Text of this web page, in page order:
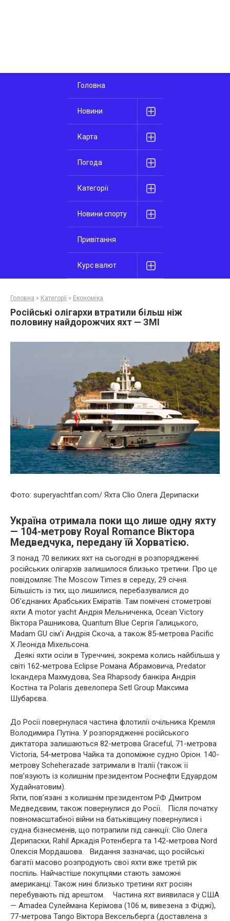
Головна
Новини
Карта
Погода
Категорії
Новини спорту
Привітання
Курс валют
Головна » Категорії » Економіка
Російські олігархи втратили більш ніж
половину найдорожчих яхт — ЗМІ
Фото: superyachtfan.com/ Яхта Clio Олега Дерипаски
Україна отримала поки що лише одну яхту
— 104-метрову Royal Romance Віктора
Медведчука, передану їй Хорватією.
З понад 70 великих яхт на сьогодні в розпорядженні
російських олігархів залишилося близько третини. Про це
повідомляє The Moscow Times в середу, 29 січня.
Більшість із тих, що лишилися, перебазувалися до
Об’єднаних Арабських Еміратів. Там помічені стометрові
яхти A motor yacht Андрія Мельниченка, Ocean Victory
Віктора Рашникова, Quantum Blue Сергія Галицького,
Madam GU сім’ї Андрія Скоча, а також 85-метрова Pacific
X Леоніда Міхельсона.
Деякі яхти осіли в Туреччині, зокрема колись найбільша у
світі 162-метрова Eclipse Романа Абрамовича, Predator
Іскандера Махмудова, Sea Rhapsody банкіра Андрія
Костіна та Polaris девелопера Setl Group Максима
Шубарєва.
До Росії повернулася частина флотилії очільника Кремля
Володимира Путіна. У розпорядженні російського
диктатора залишаються 82-метрова Graceful, 71-метрова
Victoria, 54-метрова Чайка та допоміжне судно Оріон. 140-
метрову Scheherazade затримали в Італії (також її
пов’язують із колишнім президентом Роснефти Едуардом
Худайнатовим).
Яхти, пов’язані з колишнім президентом РФ Дмитром
Медведєвим, також повернулися до Росії. Після початку
повномасштабної війни на батьківщину повернулися і
судна бізнесменів, що потрапили під санкції: Clio Олега
Дерипаски, Rahil Аркадія Ротенберга та 142-метрова Nord
Олексія Мордашова. Видання зазначає, що російські
багатії масово розпродують свої яхти вже третій рік
поспіль. Найчастіше покупцями стають заможні
американці. Також нині близько третини яхт росіян
перебувають під арештом. Частина яхт виявилася у США
— Amadea Сулеймана Керімова (106 м, вивезена з Фіджі),
77-метрова Tango Віктора Вексельберга (доставлена з